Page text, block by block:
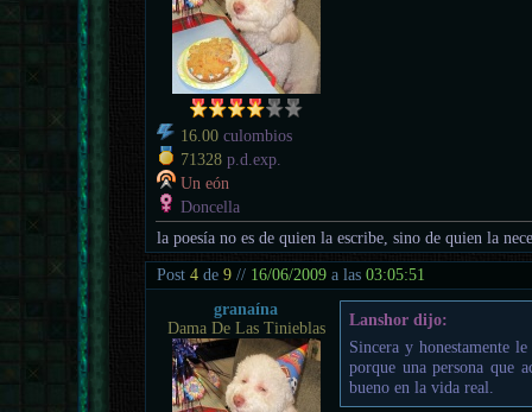
16.00 culombios
71328 p.d.exp.
Un eón
Doncella
la poesía no es de quien la escribe, sino de quien la
Post4 de9 // 16/06/2009 a las03:05:51
granaína
Dama De Las Tinieblas
Lanshor dijo:
Sincera y honestamente
porque una persona que
bueno en la vida real.